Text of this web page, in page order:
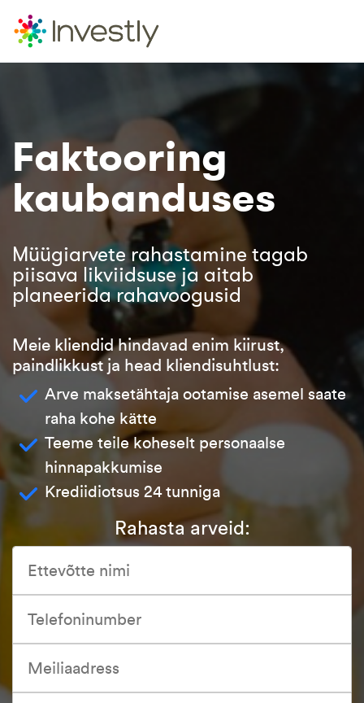
Faktooring
kaubanduses
Müügiarvete rahastamine tagab
piisava likviidsuse ja aitab
planeerida rahavoogusid
Meie kliendid hindavad enim kiirust,
paindlikkust ja head kliendisuhtlust:
Arve maksetähtaja ootamise asemel saate
raha kohe kätte
Teeme teile koheselt personaalse
hinnapakkumise
Krediidiotsus 24 tunniga
Rahasta arveid: